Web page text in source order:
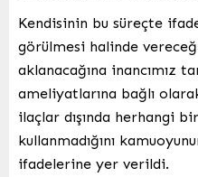
Kendisinin bu süreçte
görülmesi halinde
aklanacağına inancımız
ameliyatlarına bağlı
ilaçlar dışında herhangi
kullanmadığını
ifadelerine yer verildi.